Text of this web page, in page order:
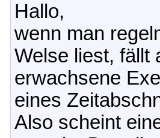
Hallo,
wenn man
Welse liest, fällt
erwachsene
eines
Also scheint